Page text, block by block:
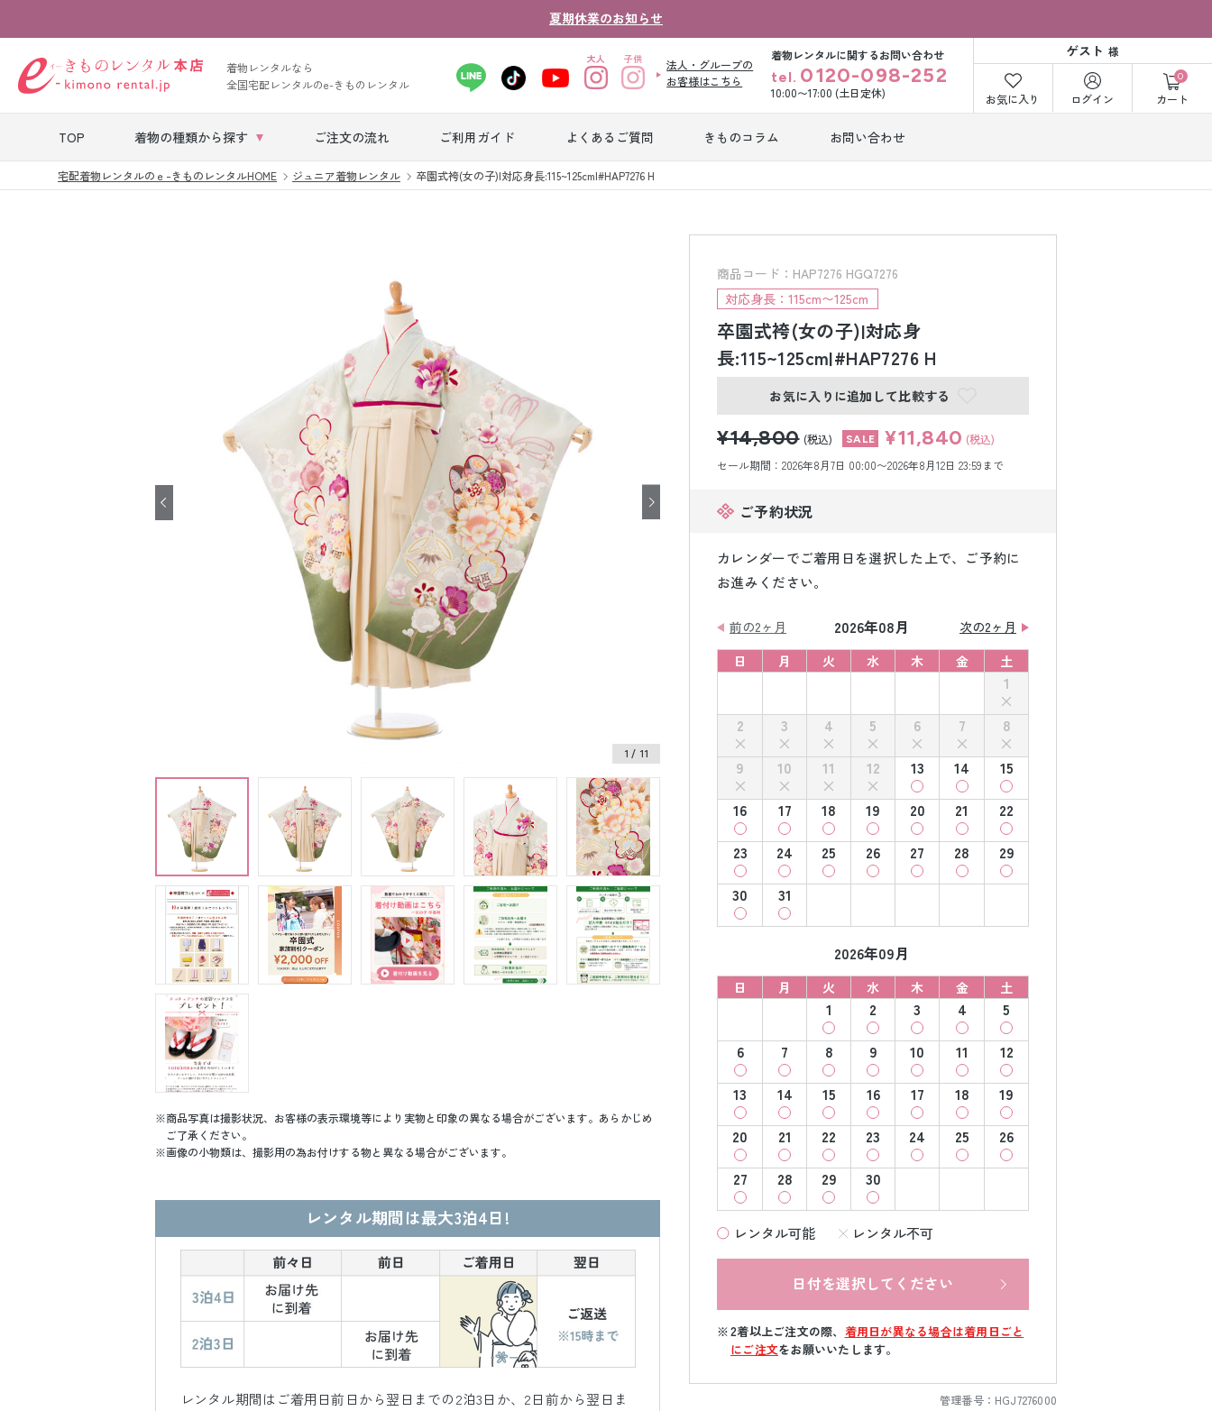
夏期休業のお知らせ
着物レンタルなら
全国宅配レンタルのe-きものレンタル
法人・グループの
お客様はこちら
着物レンタルに関するお問い合わせ
tel. 0120-098-252
10:00〜17:00 (土日定休)
ゲスト 様
お気に入り ログイン
0
カート
TOP 着物の種類から探す ご注文の流れ ご利用ガイド よくあるご質問 きものコラム お問い合わせ
七五三レンタル 振袖レンタル
卒業式袴レンタ
ル
産着レンタル
レンタル
タル
男性礼装レンタ
色打掛&紋付袴
引き振袖レンタ
小物販売品
宅配着物レンタルのｅ-きものレンタルHOME ジュニア着物レンタル 卒園式袴(女の子)|対応身長:115~125cm|#HAP7276 H
商品コード：HAP7276 HGQ7276
対応身長：115cm〜125cm
卒園式袴(女の子)|対応身
長:115~125cm|#HAP7276 H
お気に入りに追加して比較する
¥14,800 (税込) ¥11,840 (税込)
セール期間：2026年8月7日 00:00〜2026年8月12日 23:59まで
ご予約状況
カレンダーでご着用日を選択した上で、ご予約に
お進みください。
前の2ヶ月 2026年08月
次の2ヶ月
日
月 火 水 木 金 土
1
2
3 4 5 6 7
8
9
10 11 12 13 14
15
16
17 18 19 20 21
22
23
24 25 26 27 28
29
30
31
2026年09月
日 月 火 水 木 金 土
1 2 3 4
5
6
7 8 9 10 11
12
13
14 15 16 17 18
19
20
21 22 23 24 25
26
27
28 29 30
レンタル可能 レンタル不可
日付を選択してください
2着以上ご注文の際、 着用日が異なる場合は着用日ごと
にご注文をお願いいたします。
管理番号： HGJ7276000
1 / 11
商品写真は撮影状況、お客様の表示環境等により実物と印象の異なる場合がございます。あらかじめ
ご了承ください。
画像の小物類は、撮影用の為お付けする物と異なる場合がございます。
レンタル期間は最大3泊4日!
レンタル期間はご着用日前日から翌日までの2泊3日か、2日前から翌日ま